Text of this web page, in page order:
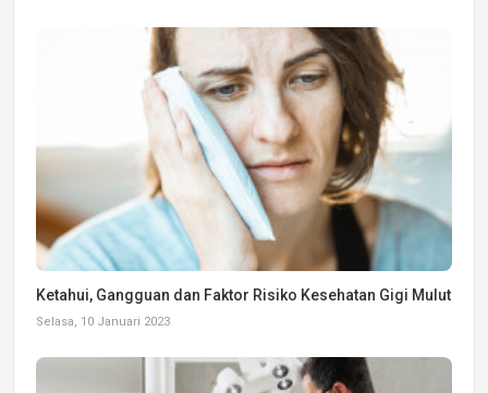
Ketahui, Gangguan dan Faktor Risiko Kesehatan Gigi Mulut
Selasa, 10 Januari 2023